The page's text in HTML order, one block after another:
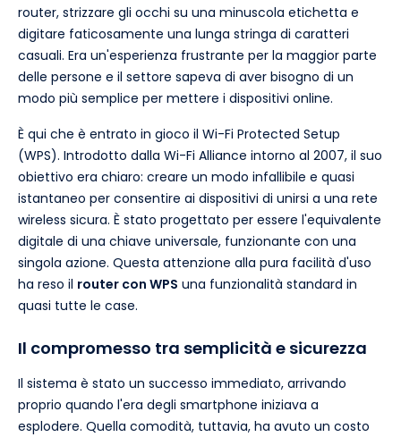
router, strizzare gli occhi su una minuscola etichetta e
digitare faticosamente una lunga stringa di caratteri
casuali. Era un'esperienza frustrante per la maggior parte
delle persone e il settore sapeva di aver bisogno di un
modo più semplice per mettere i dispositivi online.
È qui che è entrato in gioco il Wi-Fi Protected Setup
(WPS). Introdotto dalla Wi-Fi Alliance intorno al 2007, il suo
obiettivo era chiaro: creare un modo infallibile e quasi
istantaneo per consentire ai dispositivi di unirsi a una rete
wireless sicura. È stato progettato per essere l'equivalente
digitale di una chiave universale, funzionante con una
singola azione. Questa attenzione alla pura facilità d'uso
ha reso il router con WPS una funzionalità standard in
quasi tutte le case.
Il compromesso tra semplicità e sicurezza
Il sistema è stato un successo immediato, arrivando
proprio quando l'era degli smartphone iniziava a
esplodere. Quella comodità, tuttavia, ha avuto un costo